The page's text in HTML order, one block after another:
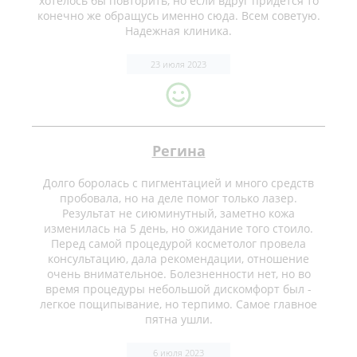
конечно же обращусь именно сюда. Всем советую.
Надежная клиника.
23 июля 2023
Регина
Долго боролась с пигментацией и много средств
пробовала, но на деле помог только лазер.
Результат не сиюминутный, заметно кожа
изменилась на 5 день, но ожидание того стоило.
Перед самой процедурой косметолог провела
консультацию, дала рекомендации, отношение
очень внимательное. Болезненности нет, но во
время процедуры небольшой дискомфорт был -
легкое пощипывание, но терпимо. Самое главное
пятна ушли.
6 июля 2023